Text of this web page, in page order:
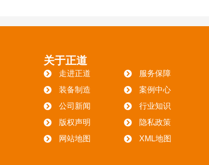
关于正道
走进正道
服务保障
装备制造
案例中心
公司新闻
行业知识
版权声明
隐私政策
网站地图
XML地图